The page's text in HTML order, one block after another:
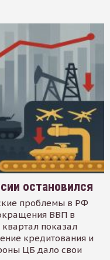
остановился
проблемы в РФ
ВВП в
показал
кредитования и
ЦБ дало свои